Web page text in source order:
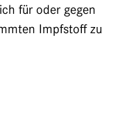
für oder gegen
Impfstoff zu